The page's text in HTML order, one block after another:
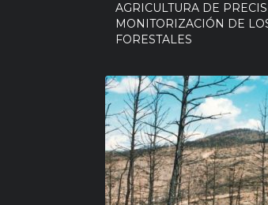
AGRICULTURA DE
MONITORIZACIÓN DE
FORESTALES